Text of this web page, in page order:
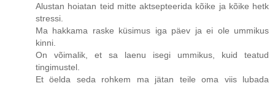
Alustan hoiatan teid mitte aktsepteerida kõike ja kõike hetk
stressi.
Ma hakkama raske küsimus iga päev ja ei ole ummikus
kinni.
On võimalik, et sa laenu isegi ummikus, kuid teatud
tingimustel.
Et öelda seda rohkem ma jätan teile oma viis lubada